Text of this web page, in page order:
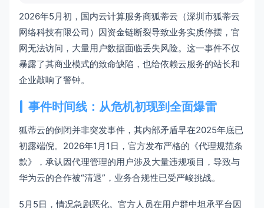
2026年5月初，国内云计算服务商狐蒂云（深圳市狐蒂云
网络科技有限公司）因资金链断裂导致业务实质停摆，官
网无法访问，大量用户数据面临丢失风险。这一事件不仅
暴露了其商业模式的致命缺陷，也给依赖云服务的站长和
企业敲响了警钟。
事件时间线：从危机初现到全面爆雷
狐蒂云的倒闭并非突发事件，其内部矛盾早在2025年底已
初露端倪。2026年1月1日，官方发布严格的《代理规范条
款》，承认因代理管理的用户涉及大量违规项目，导致与
华为云的合作被“清退”，业务合规性已受严峻挑战。
5月5日，情况急剧恶化。官方人员在用户群中坦承平台因